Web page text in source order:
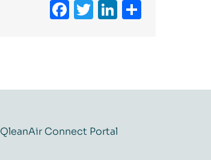
Facebook
Twitter
LinkedIn
QleanAir Connect Portal